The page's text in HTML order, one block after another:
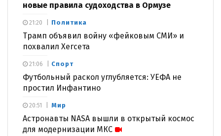
новые правила судоходства в Ормузе
Политика
Трамп объявил войну «фейковым СМИ» и
похвалил Хегсета
21:20
Спорт
Футбольный раскол углубляется: УЕФА не
простил Инфантино
21:06
Мир
Астронавты NASA вышли в открытый космос
для модернизации МКС
20:51